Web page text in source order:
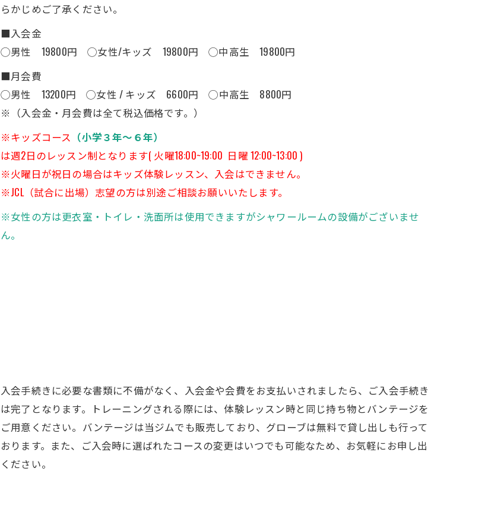
らかじめご了承ください。
■入会金
◯男性 19800円 ◯女性/キッズ 19800円 ◯中高生 19800円
■月会費
◯男性 13200円 ◯女性 / キッズ 6600円 ◯中高生 8800円
※（入会金・月会費は全て税込価格です。）
※キッズコース （小学３年～６年）
は週2日のレッスン制となります( 火曜18:00~19:00 日曜 12:00~13:00 )
※火曜日が祝日の場合はキッズ体験レッスン、入会はできません。
※JCL（試合に出場）志望の方は別途ご相談お願いいたします。
※女性の方は更衣室・トイレ・洗面所は使用できますがシャワールームの設備がございませ
ん。
入会手続きに必要な書類に不備がなく、入会金や会費をお支払いされましたら、ご入会手続き
は完了となります。トレーニングされる際には、体験レッスン時と同じ持ち物とバンテージを
ご用意ください。バンテージは当ジムでも販売しており、グローブは無料で貸し出しも行って
おります。また、ご入会時に選ばれたコースの変更はいつでも可能なため、お気軽にお申し出
ください。